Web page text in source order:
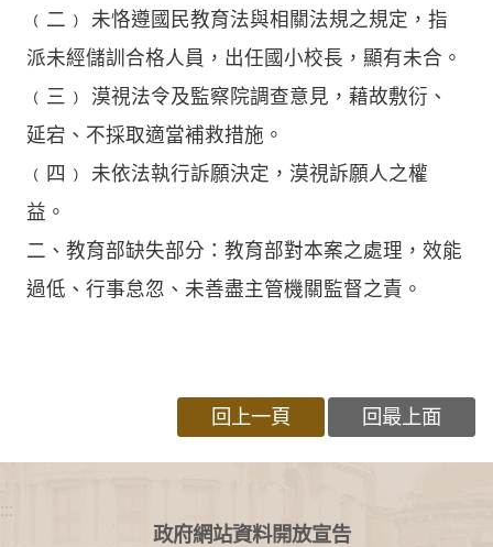
﹙二﹚ 未恪遵國民教育法與相關法規之規定，指
派未經儲訓合格人員，出任國小校長，顯有未合。
﹙三﹚ 漠視法令及監察院調查意見，藉故敷衍、
延宕、不採取適當補救措施。
﹙四﹚ 未依法執行訴願決定，漠視訴願人之權
益。
二、教育部缺失部分：教育部對本案之處理，效能
過低、行事怠忽、未善盡主管機關監督之責。
回上一頁 回最上面
:::
政府網站資料開放宣告